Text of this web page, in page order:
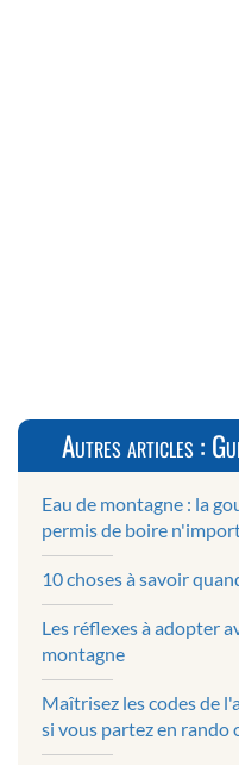
Autres articles :
Eau de montagne : la
permis de boire
10 choses à savoir
Les réflexes à adopter
montagne
Maîtrisez les codes de
si vous partez en rando